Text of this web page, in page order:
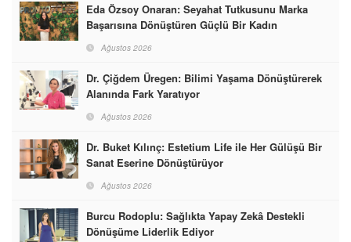
Eda Özsoy Onaran: Seyahat Tutkusunu Marka
Başarısına Dönüştüren Güçlü Bir Kadın
Ağustos 2026
Dr. Çiğdem Üregen: Bilimi Yaşama Dönüştürerek
Alanında Fark Yaratıyor
Ağustos 2026
Dr. Buket Kılınç: Estetium Life ile Her Gülüşü Bir
Sanat Eserine Dönüştürüyor
Ağustos 2026
Burcu Rodoplu: Sağlıkta Yapay Zekâ Destekli
Dönüşüme Liderlik Ediyor